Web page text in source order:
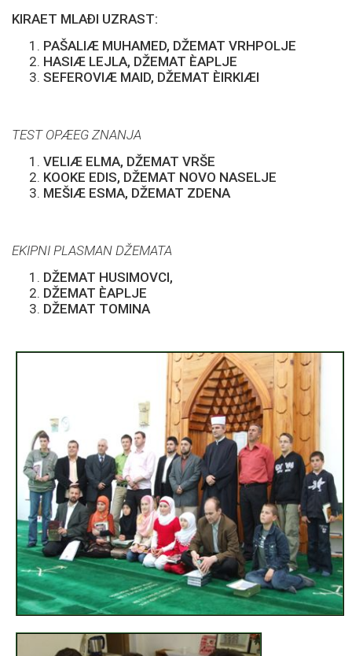
KIRAET MLAÐI UZRAST:
PAŠALIÆ MUHAMED, DŽEMAT VRHPOLJE
HASIÆ LEJLA, DŽEMAT ÈAPLJE
SEFEROVIÆ MAID, DŽEMAT ÈIRKIÆI
TEST OPÆEG ZNANJA
VELIÆ ELMA, DŽEMAT VRŠE
KOOKE EDIS, DŽEMAT NOVO NASELJE
MEŠIÆ ESMA, DŽEMAT ZDENA
EKIPNI PLASMAN DŽEMATA
DŽEMAT HUSIMOVCI,
DŽEMAT ÈAPLJE
DŽEMAT TOMINA